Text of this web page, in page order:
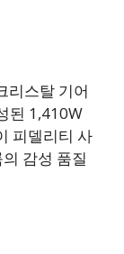
리스탈 기어
된 1,410W
피델리티 사
감성 품질